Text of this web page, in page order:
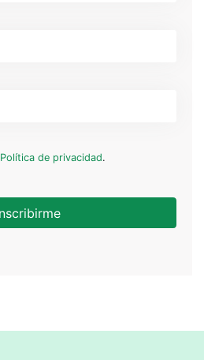
Política de privacidad.